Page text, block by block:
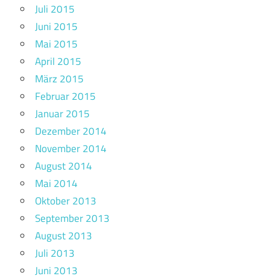
Juli 2015
Juni 2015
Mai 2015
April 2015
März 2015
Februar 2015
Januar 2015
Dezember 2014
November 2014
August 2014
Mai 2014
Oktober 2013
September 2013
August 2013
Juli 2013
Juni 2013